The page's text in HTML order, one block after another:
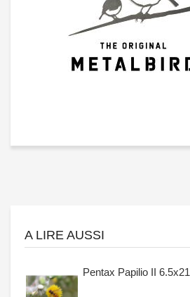
A LIRE AUSSI
Pentax Papilio II 6.5x21